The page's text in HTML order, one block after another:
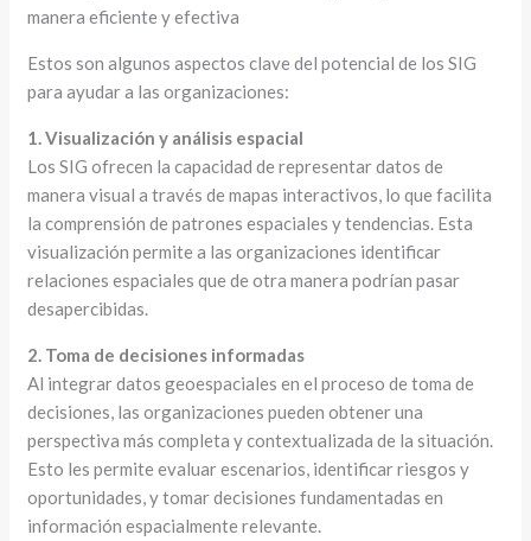
manera eficiente y efectiva
Estos son algunos aspectos clave del potencial de los SIG
para ayudar a las organizaciones:
1. Visualización y análisis espacial
Los SIG ofrecen la capacidad de representar datos de
manera visual a través de mapas interactivos, lo que facilita
la comprensión de patrones espaciales y tendencias. Esta
visualización permite a las organizaciones identificar
relaciones espaciales que de otra manera podrían pasar
desapercibidas.
2. Toma de decisiones informadas
Al integrar datos geoespaciales en el proceso de toma de
decisiones, las organizaciones pueden obtener una
perspectiva más completa y contextualizada de la situación.
Esto les permite evaluar escenarios, identificar riesgos y
oportunidades, y tomar decisiones fundamentadas en
información espacialmente relevante.